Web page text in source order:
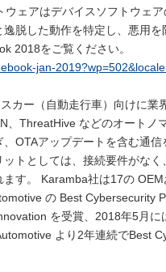
ェアはデバイスソフトウェ
脱した動作を特定し、悪用を
2018をご覧ください。
jan-
カー（自動走行車）向けに業
、ThreatHive などのオートノ
OTAアップデートを含む通
トとしては、接続要件がな
す。 Karamba社は17の
の Best Cybersecurity
を受賞、2018年5月
より2年連続でBest